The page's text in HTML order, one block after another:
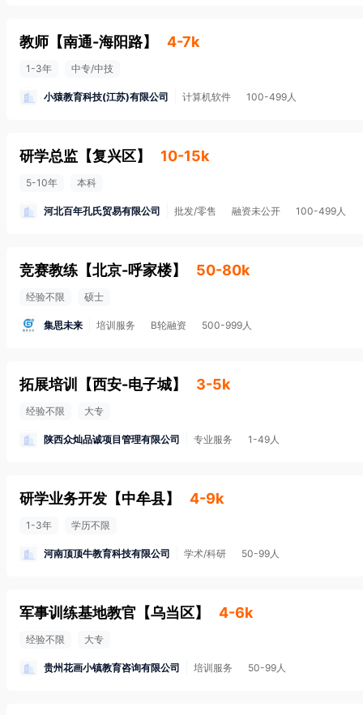
教师 【南通-海阳路】 4-7k
1-3年 中专/中技
小猿教育科技(江苏)有限公司 计算机软件 100-499人
研学总监 【复兴区】 10-15k
5-10年 本科
河北百年孔氏贸易有限公司 批发/零售 融资未公开 100-499人
竞赛教练 【北京-呼家楼】 50-80k
经验不限 硕士
集思未来 培训服务 B轮融资 500-999人
拓展培训 【西安-电子城】 3-5k
经验不限 大专
陕西众灿品诚项目管理有限公司 专业服务 1-49人
研学业务开发 【中牟县】 4-9k
1-3年 学历不限
河南顶顶牛教育科技有限公司 学术/科研 50-99人
军事训练基地教官 【乌当区】 4-6k
经验不限 大专
贵州花画小镇教育咨询有限公司 培训服务 50-99人